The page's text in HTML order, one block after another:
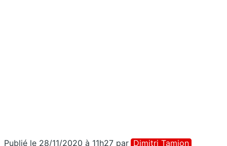
Publié le 28/11/2020 à 11h27 par Dimitri Tamion